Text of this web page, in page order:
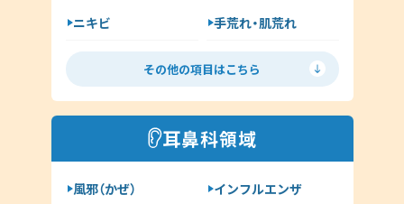
呼吸器内科
新型コロナウイルス感染症
ニキビ
手荒れ・肌荒れ
じんましん
水虫
ヘルペス
帯状疱疹
イボ（尋常性疣贅:ゆうぜい）
しみ・肝斑
ハイドロキノン
その他の項目はこちら
耳鼻科領域
風邪（かぜ）
インフルエンザ